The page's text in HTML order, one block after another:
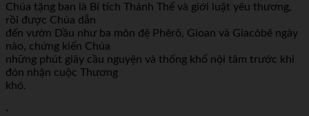
Chúa tặng ban là Bí tích Thánh Thể và giới luật yêu thương,
rồi được Chúa dẫn
đến vườn Dầu như ba môn đệ Phêrô, Gioan và Giacôbê ngày
nào, chứng kiến Chúa
những phút giây cầu nguyện và thống khổ nội tâm trước khi
đón nhận cuộc Thương
khó.
·